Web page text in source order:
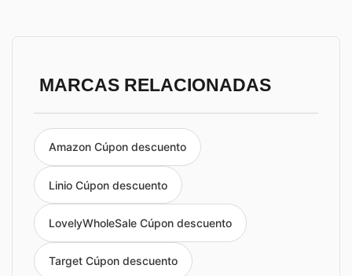
MARCAS RELACIONADAS
Amazon Cúpon descuento
Linio Cúpon descuento
LovelyWholeSale Cúpon descuento
Target Cúpon descuento